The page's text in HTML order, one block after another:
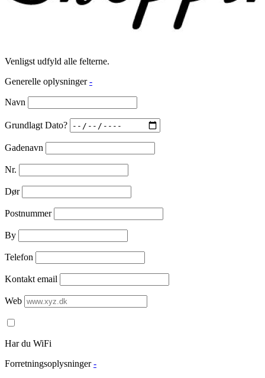
Venligst udfyld alle felterne.
Generelle oplysninger -
Navn
Grundlagt Dato?
Gadenavn
Nr.
Dør
Postnummer
By
Telefon
Kontakt email
Web
Har du WiFi
Forretningsoplysninger -